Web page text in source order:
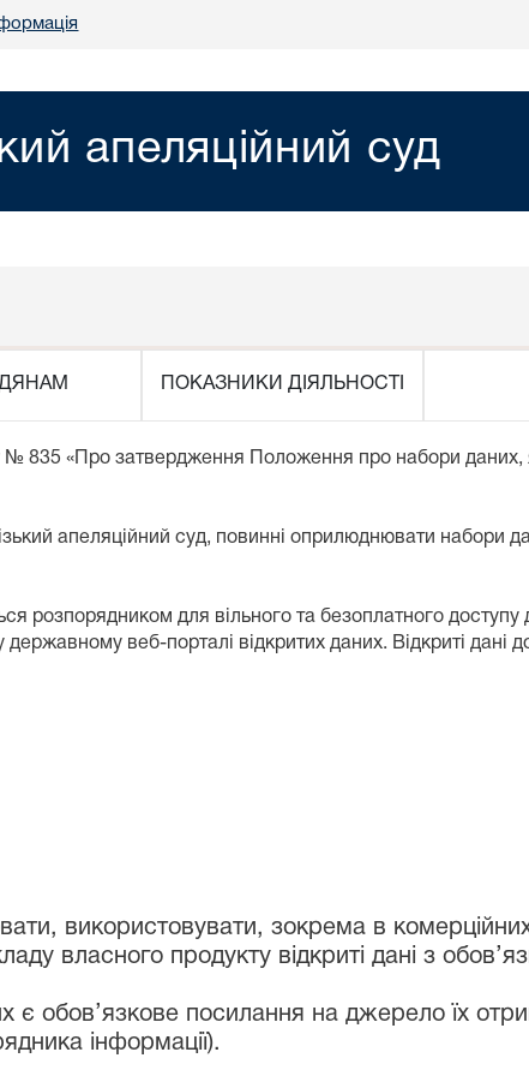
апеляційний суд
ПОКАЗНИКИ ДІЯЛЬНОСТІ
835 «Про затвердження Положення про набори даних,
апеляційний суд, повинні оприлюднювати набори
розпорядником для вільного та безоплатного доступу
веб-порталі відкритих даних. Відкриті дані
використовувати, зокрема в
власного продукту відкриті дані з
є обов’язкове посилання на джерело їх
інформації).